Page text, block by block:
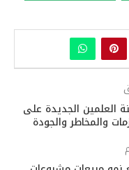
العلمين الجديدة على
والمخاطر والجودة